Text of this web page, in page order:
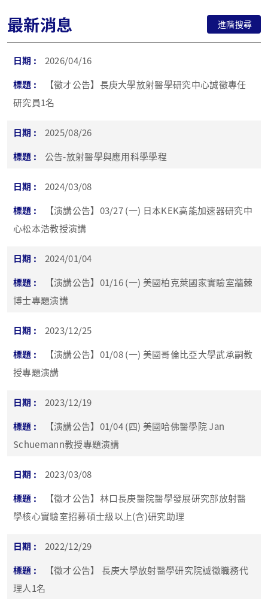
最新消息 進階搜尋
2026/04/16
【徵才公告】長庚大學放射醫學研究中心誠徵專任
研究員1名
2025/08/26
公告-放射醫學與應用科學學程
2024/03/08
【演講公告】03/27 (一) 日本KEK高能加速器研究中
心松本浩教授演講
2024/01/04
【演講公告】01/16 (一) 美國柏克萊國家實驗室牆棘
博士專題演講
2023/12/25
【演講公告】01/08 (一) 美國哥倫比亞大學武承嗣教
授專題演講
2023/12/19
【演講公告】01/04 (四) 美國哈佛醫學院 Jan
Schuemann教授專題演講
2023/03/08
【徵才公告】林口長庚醫院醫學發展研究部放射醫
學核心實驗室招募碩士級以上(含)研究助理
2022/12/29
【徵才公告】 長庚大學放射醫學研究院誠徵職務代
理人1名